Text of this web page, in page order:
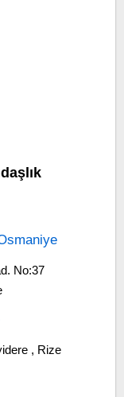
No:37
, Rize